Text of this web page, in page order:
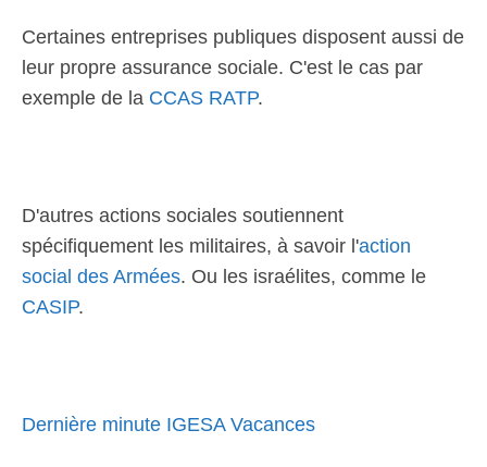
Certaines entreprises publiques disposent aussi de
leur propre assurance sociale. C'est le cas par
exemple de la CCAS RATP.
D'autres actions sociales soutiennent
spécifiquement les militaires, à savoir l'action
social des Armées. Ou les israélites, comme le
CASIP.
Dernière minute IGESA Vacances